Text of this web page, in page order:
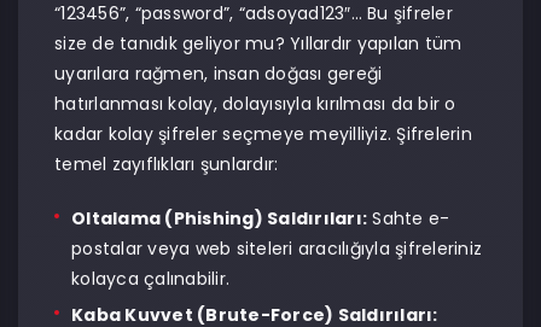
“123456”, “password”, “adsoyad123″… Bu şifreler
size de tanıdık geliyor mu? Yıllardır yapılan tüm
uyarılara rağmen, insan doğası gereği
hatırlanması kolay, dolayısıyla kırılması da bir o
kadar kolay şifreler seçmeye meyilliyiz. Şifrelerin
temel zayıflıkları şunlardır:
Oltalama (Phishing) Saldırıları: Sahte e-
postalar veya web siteleri aracılığıyla şifreleriniz
kolayca çalınabilir.
Kaba Kuvvet (Brute-Force) Saldırıları: